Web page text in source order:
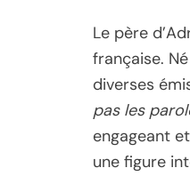
Le père
française.
diverses
pas les
engageant
une figure